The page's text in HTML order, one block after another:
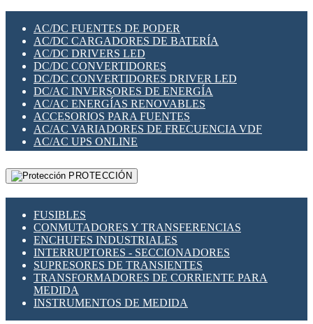
SWITCH Y MICROSWITCH
TARJETAS PI
UNIÓN Y DERIVACIÓN DE CABLE
PLACAS MODULARES IOT
SWITCHES Y REDES WIFI
SOLUCIONES IOT
SOLUCIONES LORAWAN
SOLUCIONES RED CELULAR
SEGURIDAD PARA REDES
SWITCHES LAN
TELEFONÍA IP (VOIP)
VIGILANCIA IP (CCTV)
MESHTASTIC
AC/DC FUENTES DE PODER
AC/DC CARGADORES DE BATERÍA
AC/DC DRIVERS LED
DC/DC CONVERTIDORES
DC/DC CONVERTIDORES DRIVER LED
DC/AC INVERSORES DE ENERGÍA
AC/AC ENERGÍAS RENOVABLES
ACCESORIOS PARA FUENTES
AC/AC VARIADORES DE FRECUENCIA VDF
AC/AC UPS ONLINE
PROTECCIÓN
FUSIBLES
CONMUTADORES Y TRANSFERENCIAS
ENCHUFES INDUSTRIALES
INTERRUPTORES - SECCIONADORES
SUPRESORES DE TRANSIENTES
TRANSFORMADORES DE CORRIENTE PARA
MEDIDA
INSTRUMENTOS DE MEDIDA